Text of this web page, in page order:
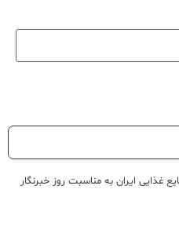
غذایی ایران به مناسبت روز خبرنگار